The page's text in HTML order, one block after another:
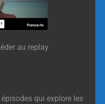
au replay
qui explore les